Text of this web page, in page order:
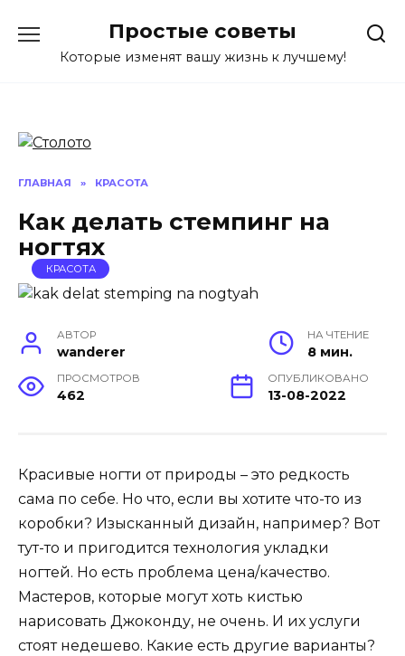
содержанию
Простые советы
Которые изменят вашу жизнь к лучшему!
ГЛАВНАЯ » КРАСОТА
Как делать стемпинг на
ногтях
КРАСОТА
АВТОР
wanderer
НА ЧТЕНИЕ
8 мин.
ПРОСМОТРОВ
462
ОПУБЛИКОВАНО
13-08-2022
Красивые ногти от природы – это редкость
сама по себе. Но что, если вы хотите что-то из
коробки? Изысканный дизайн, например? Вот
тут-то и пригодится технология укладки
ногтей. Но есть проблема цена/качество.
Мастеров, которые могут хоть кистью
нарисовать Джоконду, не очень. И их услуги
стоят недешево. Какие есть другие варианты?